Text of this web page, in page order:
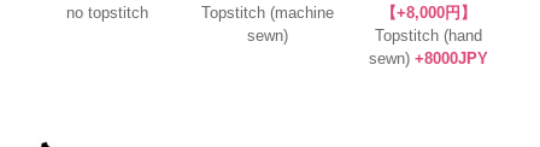
no topstitch
Topstitch (machine
sewn)
【+8,000円】
Topstitch (hand
sewn) +8000JPY